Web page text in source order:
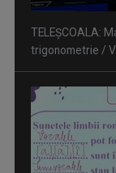
TELEȘCOALA: